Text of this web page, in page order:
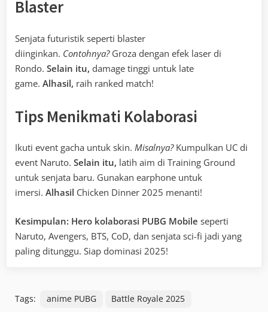
Blaster
Senjata futuristik seperti blaster
diinginkan. Contohnya?Groza dengan efek laser di
Rondo. Selain itu, damage tinggi untuk late
game. Alhasil, raih ranked match!
Tips Menikmati Kolaborasi
Ikuti event gacha untuk skin. Misalnya?Kumpulkan UC di
event Naruto. Selain itu, latih aim di Training Ground
untuk senjata baru. Gunakan earphone untuk
imersi. Alhasil Chicken Dinner 2025 menanti!
Kesimpulan: Hero kolaborasi PUBG Mobile seperti
Naruto, Avengers, BTS, CoD, dan senjata sci-fi jadi yang
paling ditunggu. Siap dominasi 2025!
Tags: anime PUBG Battle Royale 2025